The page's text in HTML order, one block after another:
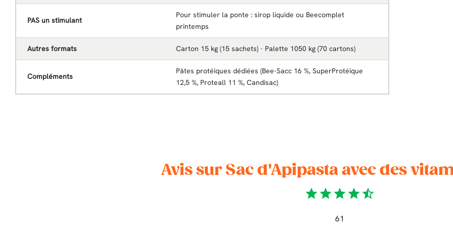
PAS un stimulant
Pour stimuler la ponte : sirop liquide ou Beecomplet
printemps
Autres formats Carton 15 kg (15 sachets) · Palette 1050 kg (70 cartons)
Compléments
Pâtes protéiques dédiées (Bee-Sacc 16 %, SuperProtéique
12,5 %, Proteall 11 %, Candisac)
Avis sur Sac d'Apipasta avec des
starstarstarstarstar_half
61